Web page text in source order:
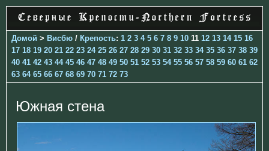
Домой > Висбю / Крепость: 1 2 3 4 5 6 7 8 9 10 11 12 13 14 15 16
17 18 19 20 21 22 23 24 25 26 27 28 29 30 31 32 33 34 35 36 37 38 39
40 41 42 43 44 45 46 47 48 49 50 51 52 53 54 55 56 57 58 59 60 61 62
63 64 65 66 67 68 69 70 71 72 73
Южная стена